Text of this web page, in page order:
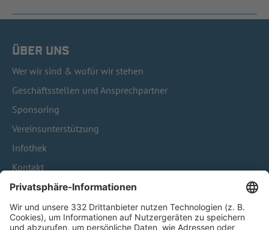
ÜBER UNS
Wer wir sind & wofür wir stehen
Geschäftsstellen und Ansprechpartner
Sponsoring
Vereinsunterstützung
Infothek
Kontakt
HÄUFIG BESUCHTE SEITEN
Pässe und Vereinswechsel